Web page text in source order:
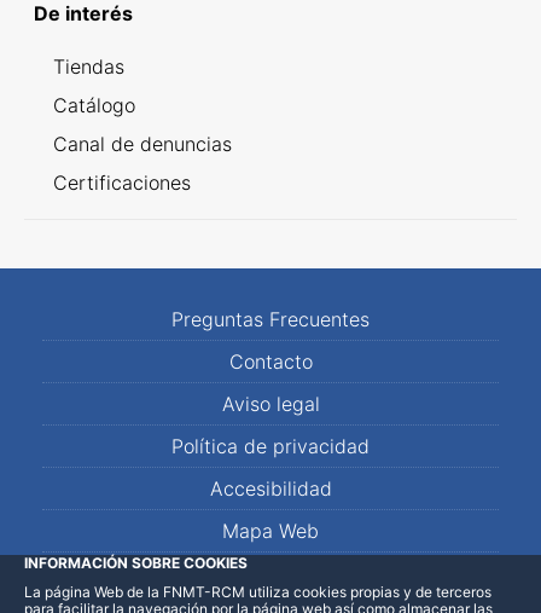
De interés
Tiendas
Catálogo
Canal de denuncias
Certificaciones
Preguntas Frecuentes
Contacto
Aviso legal
Política de privacidad
Accesibilidad
Mapa Web
LinkedInFacebookWhatsApp
INFORMACIÓN SOBRE COOKIES
La página Web de la FNMT-RCM utiliza cookies propias y de terceros
para facilitar la navegación por la página web así como almacenar las